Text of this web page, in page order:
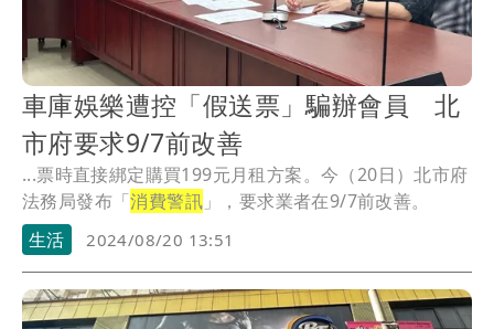
車庫娛樂遭控「假送票」騙辦會員 北
市府要求9/7前改善
...票時直接綁定購買199元月租方案。今（20日）北市府
法務局發布「消費警訊」，要求業者在9/7前改善。
生活
2024/08/20 13:51